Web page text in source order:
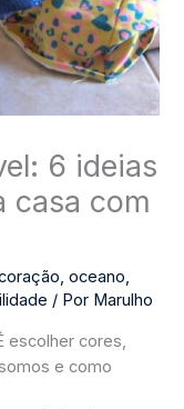
6 ideias
casa com
,oceano,
/ Por Marulho
escolher cores,
e como